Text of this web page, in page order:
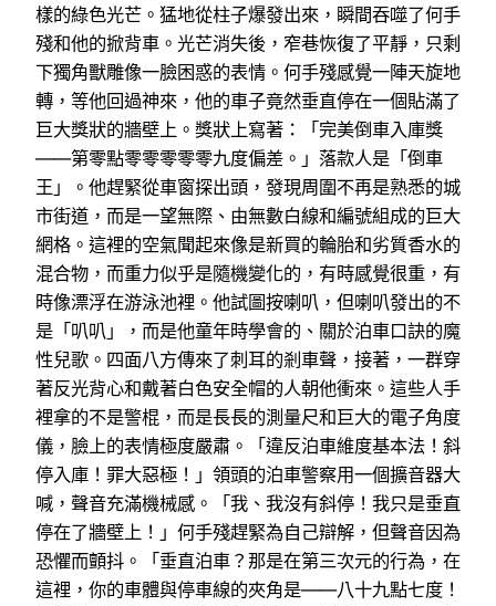
樣的綠色光芒。猛地從柱子爆發出來，瞬間吞噬了何手
殘和他的掀背車。光芒消失後，窄巷恢復了平靜，只剩
下獨角獸雕像一臉困惑的表情。何手殘感覺一陣天旋地
轉，等他回過神來，他的車子竟然垂直停在一個貼滿了
巨大獎狀的牆壁上。獎狀上寫著：「完美倒車入庫獎
——第零點零零零零零九度偏差。」落款人是「倒車
王」。他趕緊從車窗探出頭，發現周圍不再是熟悉的城
市街道，而是一望無際、由無數白線和編號組成的巨大
網格。這裡的空氣聞起來像是新買的輪胎和劣質香水的
混合物，而重力似乎是隨機變化的，有時感覺很重，有
時像漂浮在游泳池裡。他試圖按喇叭，但喇叭發出的不
是「叭叭」，而是他童年時學會的、關於泊車口訣的魔
性兒歌。四面八方傳來了刺耳的剎車聲，接著，一群穿
著反光背心和戴著白色安全帽的人朝他衝來。這些人手
裡拿的不是警棍，而是長長的測量尺和巨大的電子角度
儀，臉上的表情極度嚴肅。「違反泊車維度基本法！斜
停入庫！罪大惡極！」領頭的泊車警察用一個擴音器大
喊，聲音充滿機械感。「我、我沒有斜停！我只是垂直
停在了牆壁上！」何手殘趕緊為自己辯解，但聲音因為
恐懼而顫抖。「垂直泊車？那是在第三次元的行為，在
這裡，你的車體與停車線的夾角是——八十九點七度！